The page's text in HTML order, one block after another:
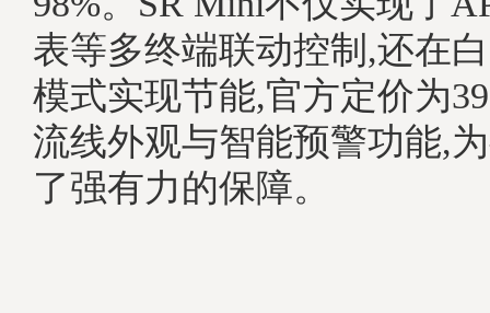
表等多终端联动控制,还在
模式实现节能,官方定价为
流线外观与智能预警功能,
了强有力的保障。